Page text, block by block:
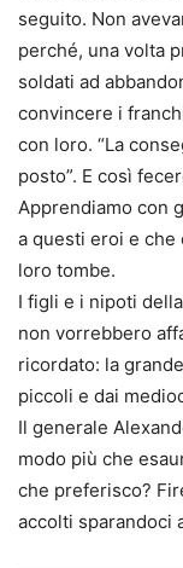
seguito. Non
perché, una volta
soldati ad
convincere i
con loro. “La
posto”. E così
Apprendiamo con
a questi eroi e
loro tombe.
I figli e i nipoti
non vorrebbero
ricordato: la
piccoli e dai
Il generale
modo più che
che preferisco?
accolti sparandoci